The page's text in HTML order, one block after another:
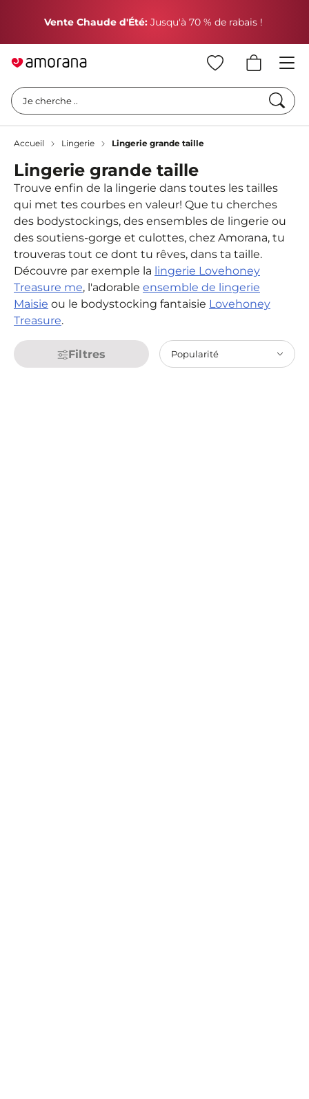
Vente Chaude d'Été: Jusqu'à 70 % de rabais !
Je cherche ..
Accueil Lingerie Lingerie grande taille
Lingerie grande taille
Trouve enfin de la lingerie dans toutes les tailles
qui met tes courbes en valeur! Que tu cherches
des bodystockings, des ensembles de lingerie ou
des soutiens-gorge et culottes, chez Amorana, tu
trouveras tout ce dont tu rêves, dans ta taille.
Découvre par exemple la lingerie Lovehoney
Treasure me, l'adorable ensemble de lingerie
Maisie ou le bodystocking fantaisie Lovehoney
Treasure.
Filtres Popularité